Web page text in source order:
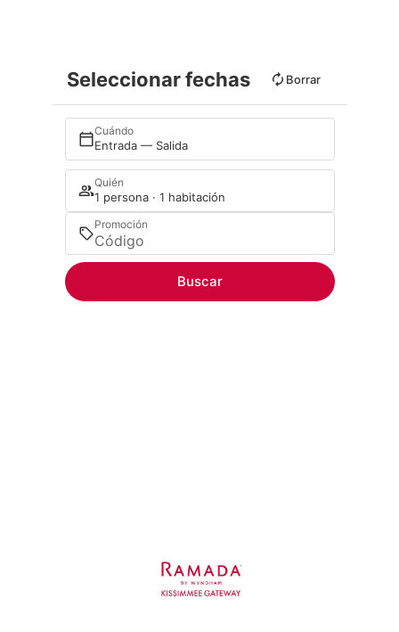
Seleccionar fechas Borrar
Cuándo
Entrada — Salida
Quién
1 persona · 1 habitación
Promoción
Buscar